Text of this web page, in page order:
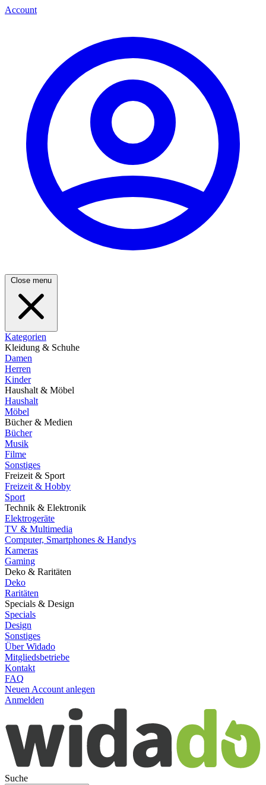
Account
Close menu
Kategorien
Kleidung & Schuhe
Damen
Herren
Kinder
Haushalt & Möbel
Haushalt
Möbel
Bücher & Medien
Bücher
Musik
Filme
Sonstiges
Freizeit & Sport
Freizeit & Hobby
Sport
Technik & Elektronik
Elektrogeräte
TV & Multimedia
Computer, Smartphones & Handys
Kameras
Gaming
Deko & Raritäten
Deko
Raritäten
Specials & Design
Specials
Design
Sonstiges
Über Widado
Mitgliedsbetriebe
Kontakt
FAQ
Neuen Account anlegen
Anmelden
Suche